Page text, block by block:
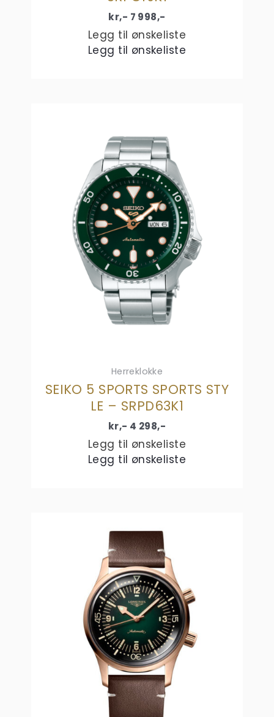
kr,- 7 998,-
Legg til ønskeliste
Legg til ønskeliste
Herreklokke
SEIKO 5 SPORTS SPORTS STY
LE – SRPD63K1
kr,- 4 298,-
Legg til ønskeliste
Legg til ønskeliste